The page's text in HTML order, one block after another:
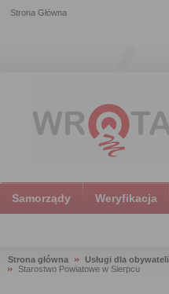
Strona Główna
Samorządy Weryfikacja
Strona główna Usługi dla obywateli
Starostwo Powiatowe w Sierpcu